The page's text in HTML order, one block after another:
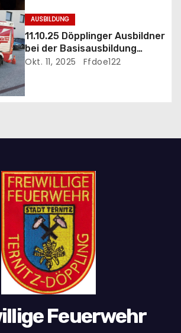
AUSBILDUNG
11.10.25 Döpplinger Ausbildner
bei der Basisausbildung
eingesetzt
Okt. 11, 2025 Ffdoe122
Feuerwehr